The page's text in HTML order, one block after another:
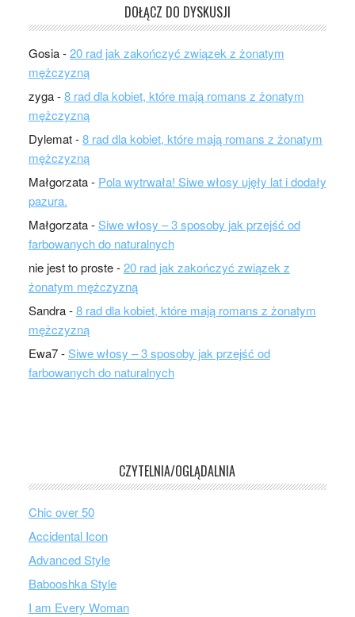
DOŁĄCZ DO DYSKUSJI
Gosia-20 rad jak zakończyć związek z żonatym
mężczyzną
zyga-8 rad dla kobiet, które mają romans z żonatym
mężczyzną
Dylemat-8 rad dla kobiet, które mają romans z żonatym
mężczyzną
Małgorzata- Pola wytrwała! Siwe włosy ujęły lat i dodały
pazura.
Małgorzata-Siwe włosy – 3 sposoby jak przejść od
farbowanych do naturalnych
nie jest to proste-20 rad jak zakończyć związek z
żonatym mężczyzną
Sandra-8 rad dla kobiet, które mają romans z żonatym
mężczyzną
Ewa7-Siwe włosy – 3 sposoby jak przejść od
farbowanych do naturalnych
CZYTELNIA/OGLĄDALNIA
Chic over 50
Accidental Icon
Advanced Style
Babooshka Style
I am Every Woman